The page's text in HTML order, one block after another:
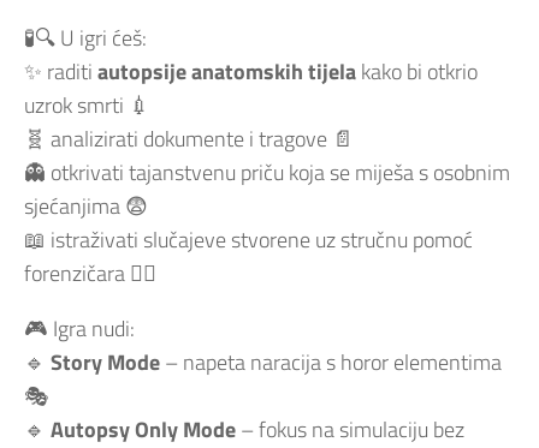
🧪🔍 U igri ćeš:
✨ raditiautopsije anatomskih tijelakako bi otkrio
uzrok smrti 💉
🧬 analizirati dokumente i tragove 📄
👻 otkrivati tajanstvenu priču koja se miješa s osobnim
sjećanjima 😨
📖 istraživati slučajeve stvorene uz stručnu pomoć
forenzičara 🧑‍⚕️
🎮 Igra nudi:
🔹 Story Mode– napeta naracija s horor elementima
🎭
🔹 Autopsy Only Mode– fokus na simulaciju bez